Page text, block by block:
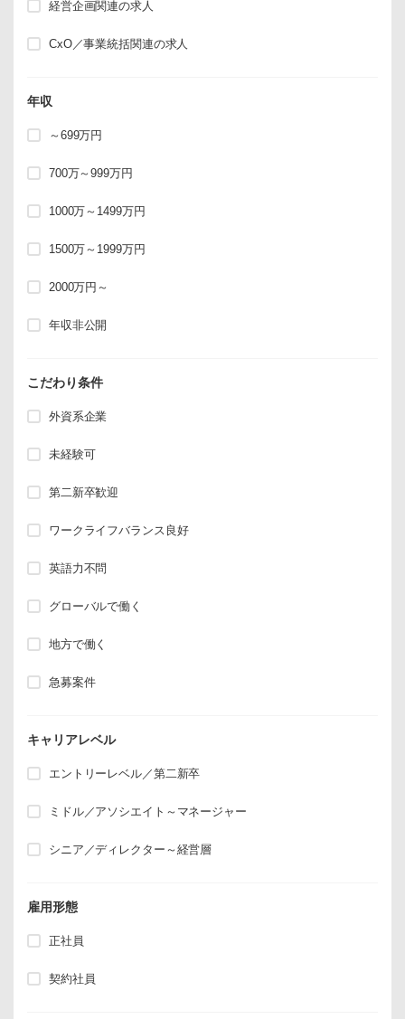
経営企画関連の求人
CxO／事業統括関連の求人
年収
～699万円
700万～999万円
1000万～1499万円
1500万～1999万円
2000万円～
年収非公開
こだわり条件
外資系企業
未経験可
第二新卒歓迎
ワークライフバランス良好
英語力不問
グローバルで働く
地方で働く
急募案件
キャリアレベル
エントリーレベル／第二新卒
ミドル／アソシエイト～マネージャー
シニア／ディレクター～経営層
雇用形態
正社員
契約社員